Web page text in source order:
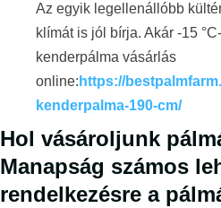
Az egyik legellenállóbb
klímát is jól bírja. Akár -15
kenderpálma vásárlás
online: https://
kenderpalma-190-cm/
Hol vásároljunk
Manapság számos
rendelkezésre a